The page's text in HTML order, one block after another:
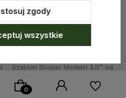
Szablon Shoper Modern 3.0™ od
zgody
wszystkie